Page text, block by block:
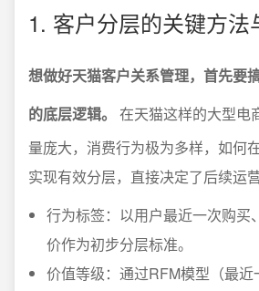
1. 客户分层的关键方法
想做好天猫客户关系管理，首先要
的底层逻辑。
在天猫这样的大型电
量庞大，消费行为极为多样，如何
实现有效分层，直接决定了后续运
行为标签：以用户最近一次购买
价作为初步分层标准。
价值等级：通过RFM模型（最近